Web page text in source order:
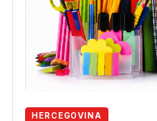
HERCEGOVINA